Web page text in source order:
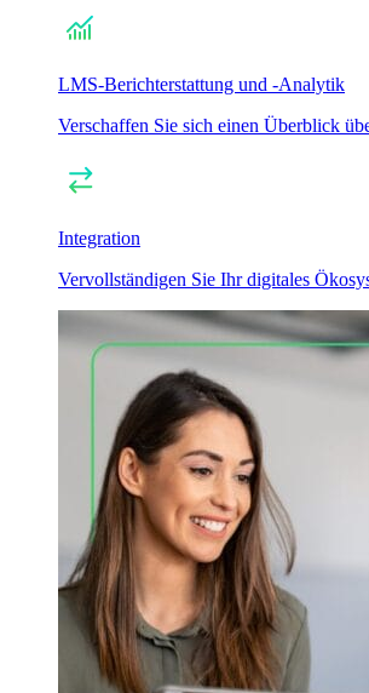
LMS-Berichterstattung und -Analytik
Verschaffen Sie sich einen Überblick
Integration
Vervollständigen Sie Ihr digitales